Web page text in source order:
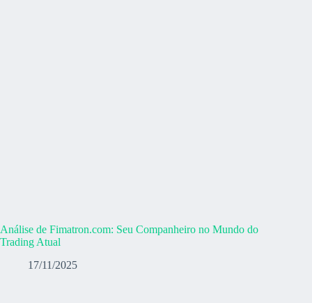
Análise de Fimatron.com: Seu Companheiro no Mundo do
Trading Atual
17/11/2025